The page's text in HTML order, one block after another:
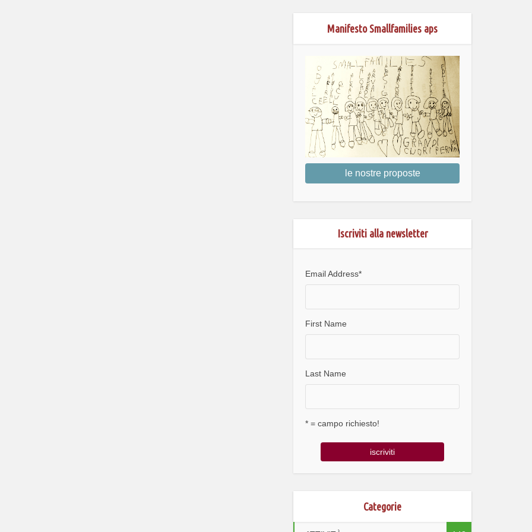
Manifesto Smallfamilies aps
le nostre proposte
Iscriviti alla newsletter
Email Address*
First Name
Last Name
* = campo richiesto!
Categorie